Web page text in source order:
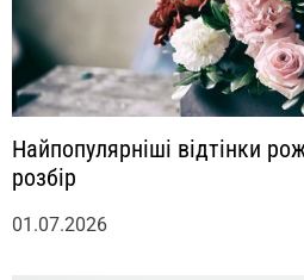
Найпопулярніші відтінки
розбір
01.07.2026